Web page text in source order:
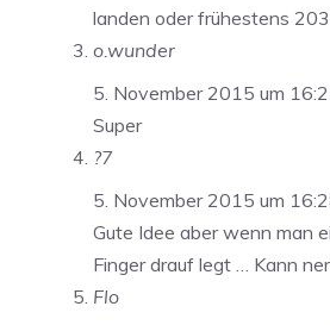
landen oder frühestens
o.wunder
5. November 2015 um
Super
?7
5. November 2015 um
Gute Idee aber wenn man
Finger drauf legt … Kann
Flo